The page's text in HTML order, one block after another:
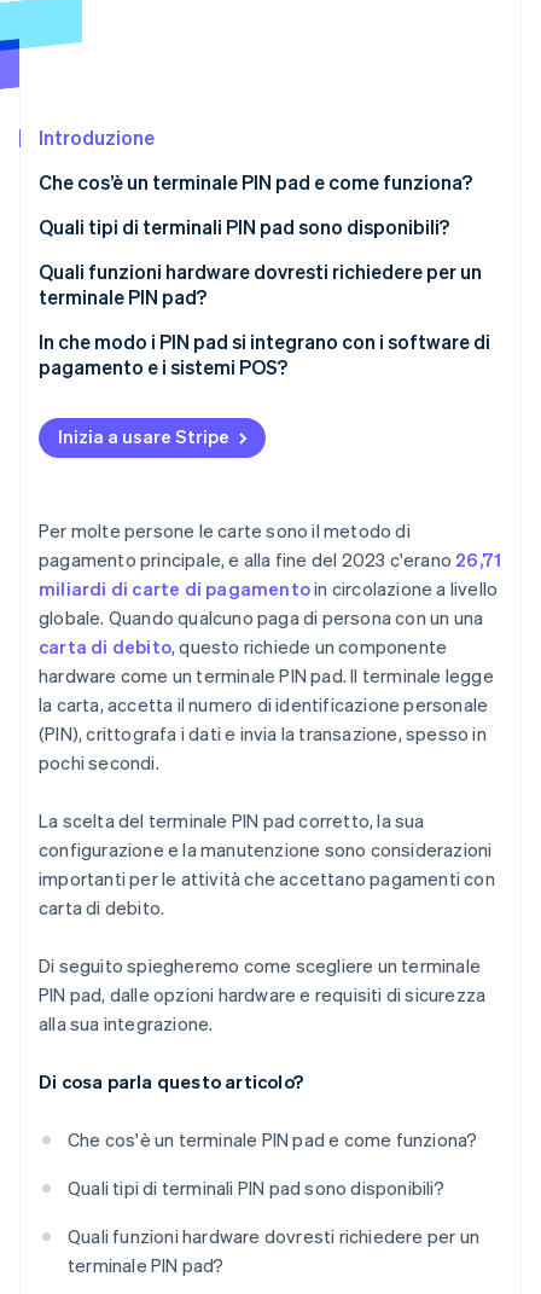
Radar
Costituzione di start-up
Climate
Rimozione del carbonio
Identity
Scopri come Stripe sta costruendo l'infrastruttura
Guarda ora
Introduzione
Che cos’è un terminale PIN pad e come funziona?
Quali tipi di terminali PIN pad sono disponibili?
Terminali da banco integrati
Terminali da banco collegati
Terminali portatili
Quali funzioni hardware dovresti richiedere per un
terminale PIN pad?
Supporto del metodo di pagamento
Progettazione del display e dell’interfaccia utente
Opzioni di connettività
Alimentazione e durata della batteria
Stampante per ricevute e scanner di codici a barre
Funzioni di sicurezza e certificazioni
In che modo i PIN pad si integrano con i software di
pagamento e i sistemi POS?
Integrazione basata sul POS (compatibilità
standard)
Integrazione basata su cloud
Provisioning dei dispositivi e gestione remota
Configurazione e test
Inizia a usare Stripe
Per molte persone le carte sono il metodo di
pagamento principale, e alla fine del 2023 c'erano 26,71
miliardi di carte di pagamentoin circolazione a livello
globale. Quando qualcuno paga di persona con un una
carta di debito, questo richiede un componente
hardware come un terminale PIN pad. Il terminale legge
la carta, accetta il numero di identificazione personale
(PIN), crittografa i dati e invia la transazione, spesso in
pochi secondi.
La scelta del terminale PIN pad corretto, la sua
configurazione e la manutenzione sono considerazioni
importanti per le attività che accettano pagamenti con
carta di debito.
Di seguito spiegheremo come scegliere un terminale
PIN pad, dalle opzioni hardware e requisiti di sicurezza
alla sua integrazione.
Di cosa parla questo articolo?
Che cos'è un terminale PIN pad e come funziona?
Quali tipi di terminali PIN pad sono disponibili?
Quali funzioni hardware dovresti richiedere per un
terminale PIN pad?